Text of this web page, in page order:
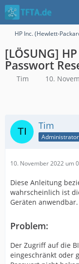
HP Inc. (Hewlett-
[LÖSUNG]
Passwort
Tim 10.
Tim
Administrator
10. November 2022 um
Diese Anleitung
wahrscheinlich ist
Geräten anwendbar.
Problem:
Der Zugriff auf die
eingeschränkt oder